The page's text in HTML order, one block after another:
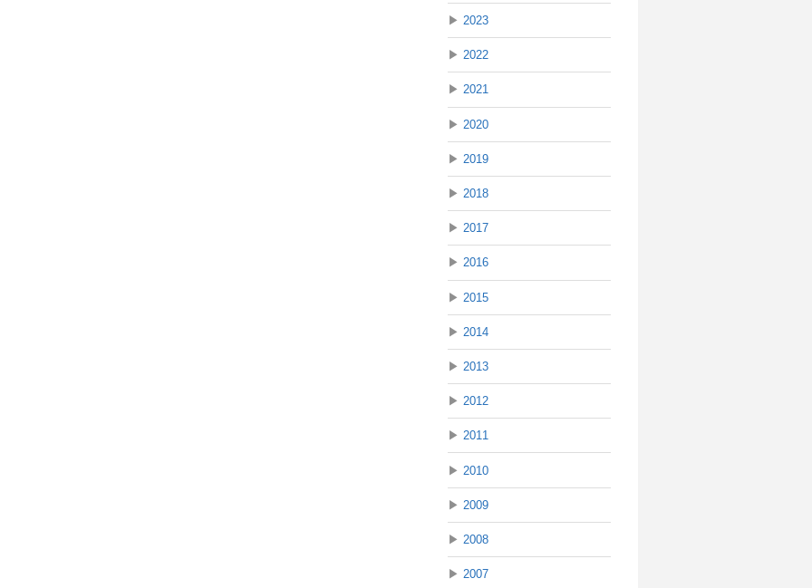
▶ 2023
▶ 2022
▶ 2021
▶ 2020
▶ 2019
▶ 2018
▶ 2017
▶ 2016
▶ 2015
▶ 2014
▶ 2013
▶ 2012
▶ 2011
▶ 2010
▶ 2009
▶ 2008
▶ 2007